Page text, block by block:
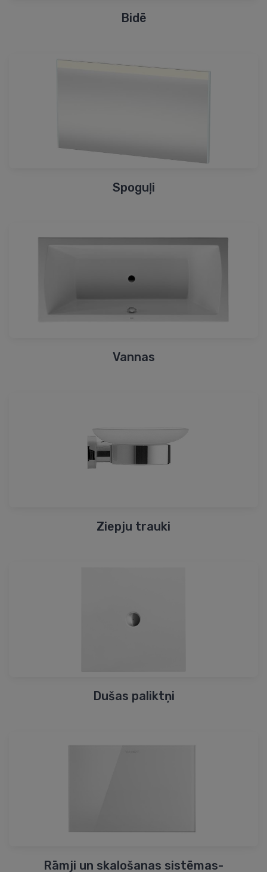
Bidē
Spoguļi
Vannas
Ziepju trauki
Dušas paliktņi
Rāmji un skalošanas sistēmas-